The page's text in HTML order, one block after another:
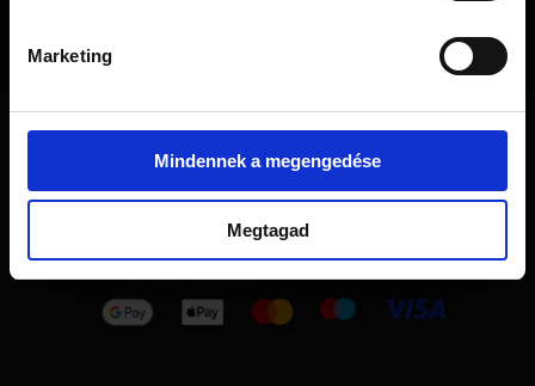
Marketing
Mindennek a megengedése
Megtagad
Blog